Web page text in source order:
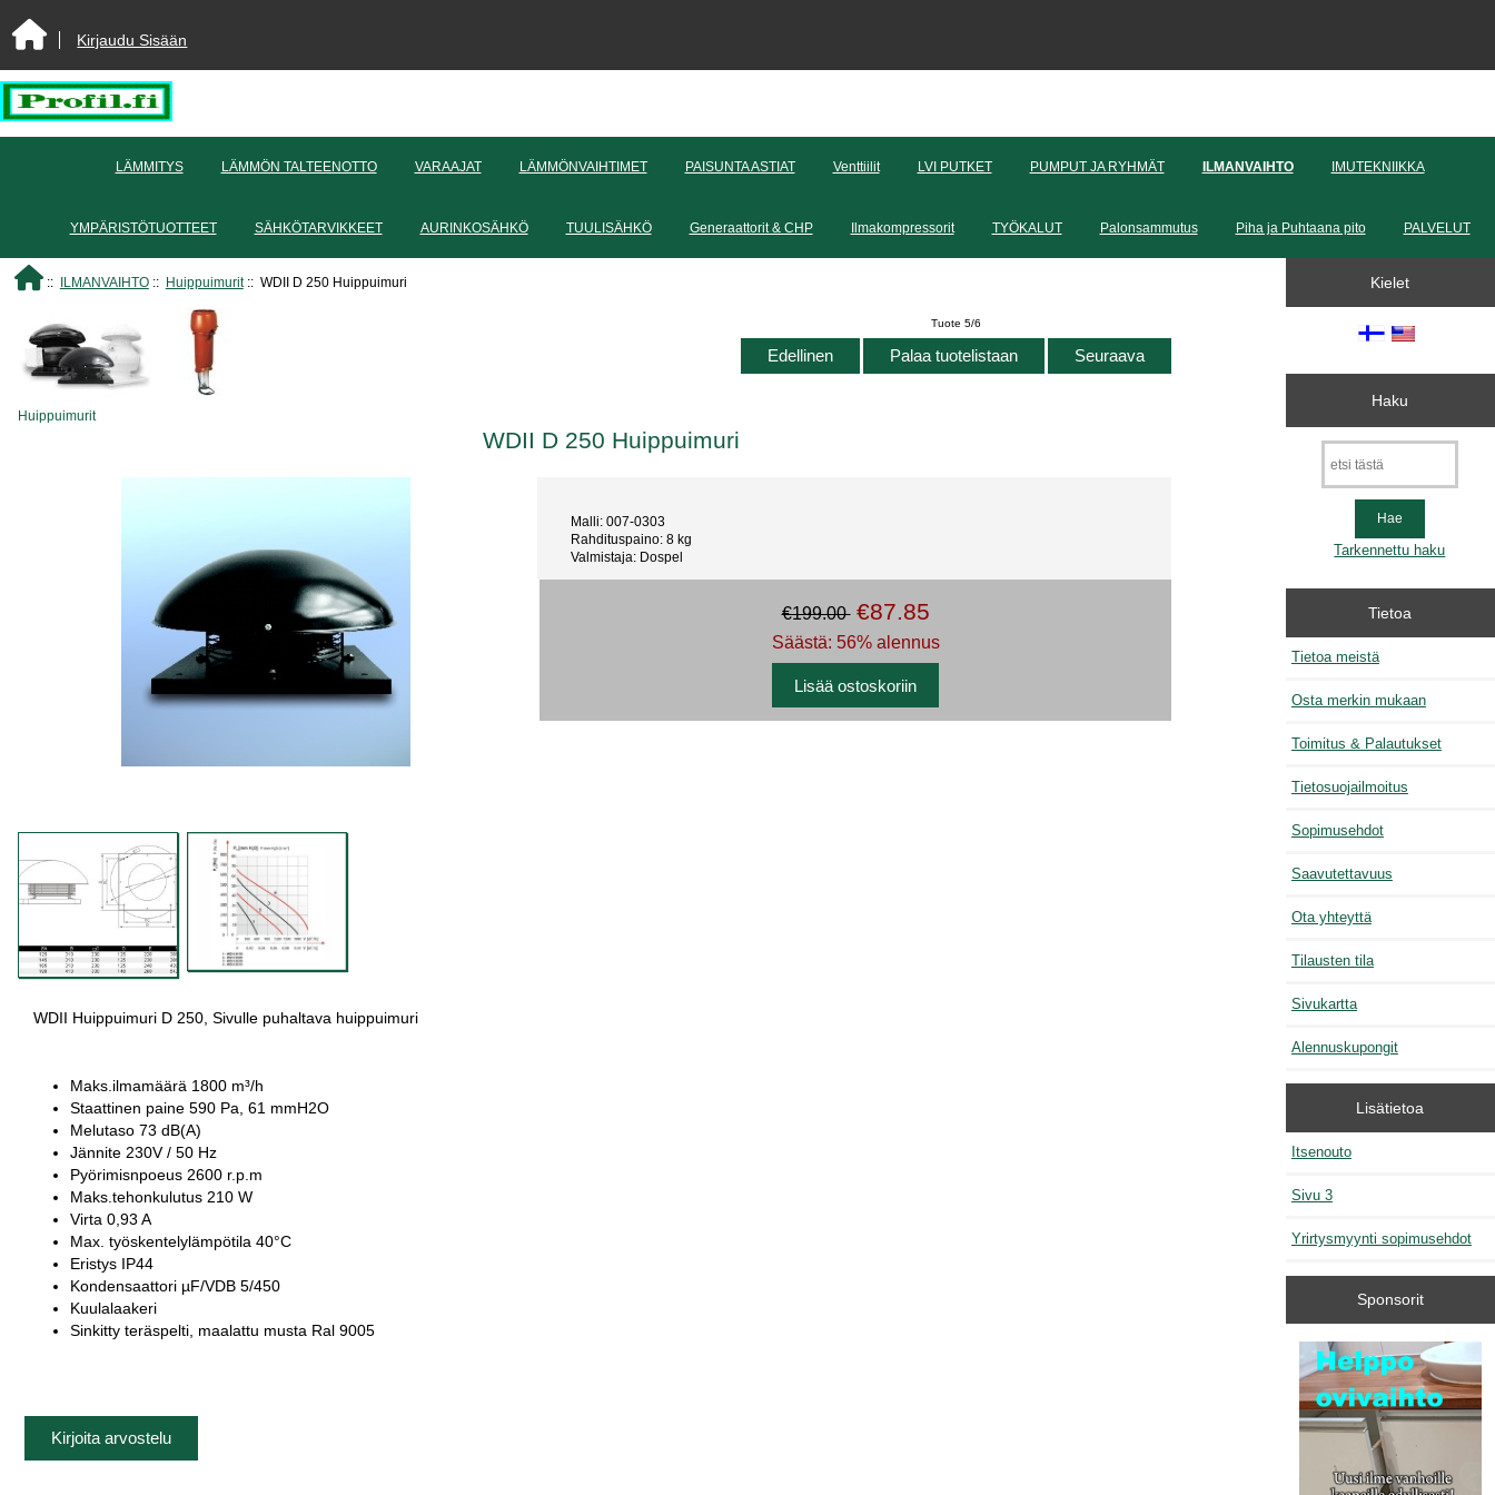
Kirjaudu Sisään
LÄMMITYS LÄMMÖN TALTEENOTTO VARAAJAT LÄMMÖNVAIHTIMET PAISUNTA ASTIAT Venttiilit LVI PUTKET PUMPUT JA RYHMÄT ILMANVAIHTO IMUTEKNIIKKA
YMPÄRISTÖTUOTTEET SÄHKÖTARVIKKEET AURINKOSÄHKÖ TUULISÄHKÖ Generaattorit & CHP Ilmakompressorit TYÖKALUT Palonsammutus Piha ja Puhtaana pito PALVELUT
:: ILMANVAIHTO:: Huippuimurit:: WDII D 250 Huippuimuri
Huippuimurit
Tuote 5/6
Edellinen Palaa tuotelistaan Seuraava
WDII D 250 Huippuimuri
Malli: 007-0303
Rahdituspaino: 8 kg
Valmistaja: Dospel
€199.00 €87.85
Säästä: 56% alennus
WDII Huippuimuri D 250, Sivulle puhaltava huippuimuri
Maks.ilmamäärä 1800 m³/h
Staattinen paine 590 Pa, 61 mmH2O
Melutaso 73 dB(A)
Jännite 230V / 50 Hz
Pyörimisnpoeus 2600 r.p.m
Maks.tehonkulutus 210 W
Virta 0,93 A
Max. työskentelylämpötila 40°C
Eristys IP44
Kondensaattori µF/VDB 5/450
Kuulalaakeri
Sinkitty teräspelti, maalattu musta Ral 9005
Kirjoita arvostelu
Kielet
Haku
Tarkennettu haku
Tietoa
Tietoa meistä
Osta merkin mukaan
Toimitus & Palautukset
Tietosuojailmoitus
Sopimusehdot
Saavutettavuus
Ota yhteyttä
Tilausten tila
Sivukartta
Alennuskupongit
Lisätietoa
Itsenouto
Sivu 3
Yrirtysmyynti sopimusehdot
Sponsorit